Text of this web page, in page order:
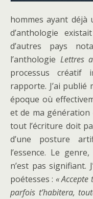
hommes ayant déjà
d’anthologie
d’autres pays
l’anthologie Lettres
processus créatif
rapporte. J’ai
époque où
et de ma génération
tout l’écriture doit
d’une posture
l’essence. Le
n’est pas signifiant.
poétesses : «
parfois t’habitera,